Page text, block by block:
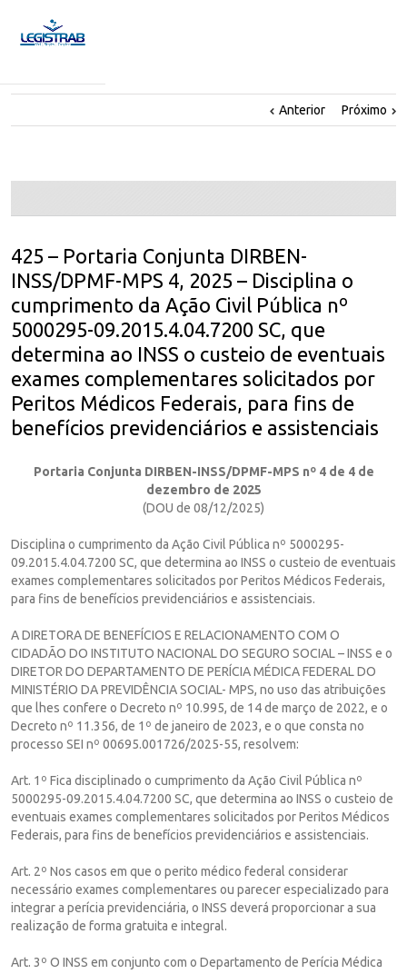
Anterior Próximo
425 – Portaria Conjunta DIRBEN-
INSS/DPMF-MPS 4, 2025 – Disciplina o
cumprimento da Ação Civil Pública nº
5000295-09.2015.4.04.7200 SC, que
determina ao INSS o custeio de eventuais
exames complementares solicitados por
Peritos Médicos Federais, para fins de
benefícios previdenciários e assistenciais
Portaria Conjunta DIRBEN-INSS/DPMF-MPS nº 4 de 4 de
dezembro de 2025
(DOU de 08/12/2025)
Disciplina o cumprimento da Ação Civil Pública nº 5000295-
09.2015.4.04.7200 SC, que determina ao INSS o custeio de eventuais
exames complementares solicitados por Peritos Médicos Federais,
para fins de benefícios previdenciários e assistenciais.
A DIRETORA DE BENEFÍCIOS E RELACIONAMENTO COM O
CIDADÃO DO INSTITUTO NACIONAL DO SEGURO SOCIAL – INSS e o
DIRETOR DO DEPARTAMENTO DE PERÍCIA MÉDICA FEDERAL DO
MINISTÉRIO DA PREVIDÊNCIA SOCIAL- MPS, no uso das atribuições
que lhes confere o Decreto nº 10.995, de 14 de março de 2022, e o
Decreto nº 11.356, de 1º de janeiro de 2023, e o que consta no
processo SEI nº 00695.001726/2025-55, resolvem:
Art. 1º Fica disciplinado o cumprimento da Ação Civil Pública nº
5000295-09.2015.4.04.7200 SC, que determina ao INSS o custeio de
eventuais exames complementares solicitados por Peritos Médicos
Federais, para fins de benefícios previdenciários e assistenciais.
Art. 2º Nos casos em que o perito médico federal considerar
necessário exames complementares ou parecer especializado para
integrar a perícia previdenciária, o INSS deverá proporcionar a sua
realização de forma gratuita e integral.
Art. 3º O INSS em conjunto com o Departamento de Perícia Médica